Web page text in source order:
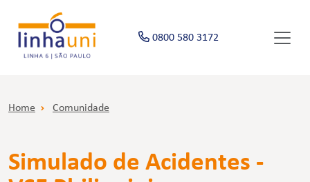
0800 580 3172
Home Comunidade
Simulado de Acidentes -